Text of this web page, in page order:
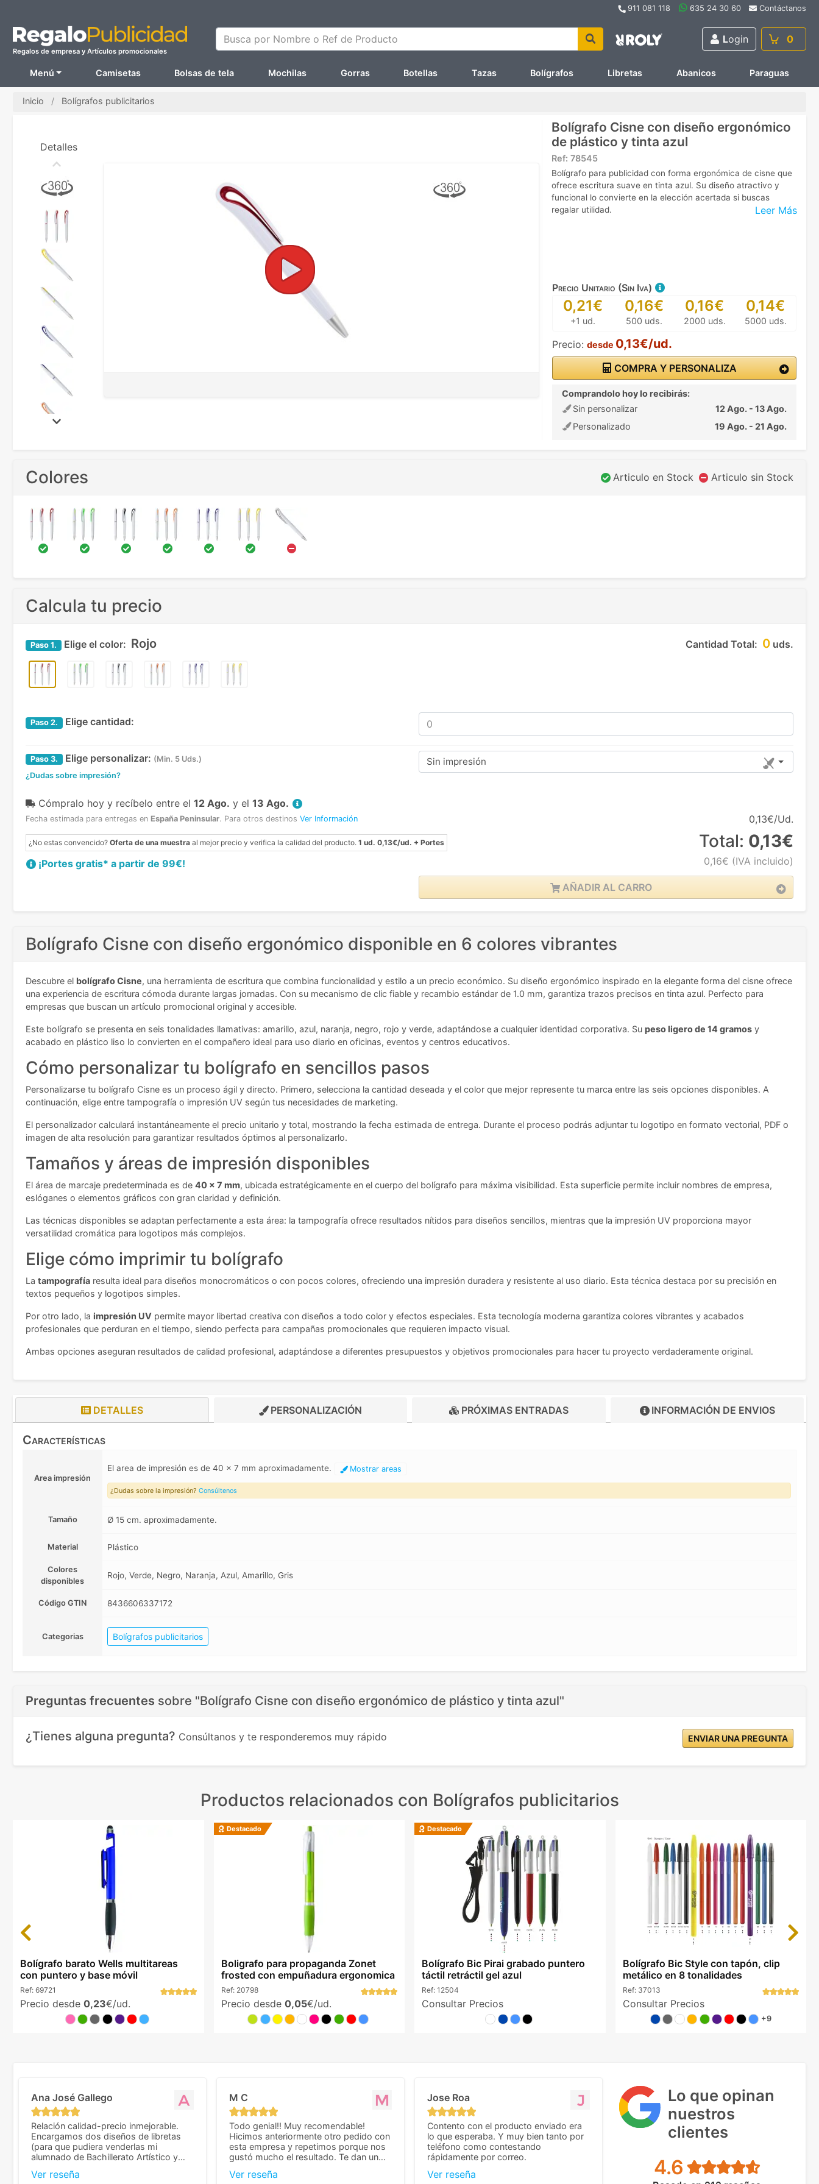
911 081 118 635 24 30 60 Contáctanos
Regalos de empresa y Artículos promocionales
Busca por Nombre o Ref de Producto Login 0
Menú Camisetas Bolsas de tela Mochilas Gorras Botellas Tazas Bolígrafos Libretas Abanicos Paraguas
Inicio Bolígrafos publicitarios
Bolígrafo Cisne con diseño ergonómico
de plástico y tinta azul
Ref: 78545
Leer Más
Bolígrafo para publicidad con forma ergonómica de cisne que
ofrece escritura suave en tinta azul. Su diseño atractivo y
funcional lo convierte en la elección acertada si buscas
regalar utilidad.
Precio Unitario (Sin Iva)
0,21€
+1 ud.
0,16€
500 uds.
0,16€
2000 uds.
0,14€
5000 uds.
Precio: desde 0,13€/ud.
COMPRA Y PERSONALIZA
Comprandolo hoy lo recibirás:
Sin personalizar
12 Ago. - 13 Ago.
Personalizado
19 Ago. - 21 Ago.
Detalles
Colores Articulo en Stock Articulo sin Stock
Calcula tu precio
Cantidad Total: 0 uds.
Paso 1. Elige el color: Rojo
Paso 2. Elige cantidad:
Paso 3. Elige personalizar: (Min. 5 Uds.)
¿Dudas sobre impresión?
Sin impresión
Cómpralo hoy y recíbelo entre el 12 Ago. y el 13 Ago.
Fecha estimada para entregas en España Peninsular. Para otros destinos Ver Información
¿No estas convencido? Oferta de una muestra al mejor precio y verifica la calidad del producto. 1 ud. 0,13€/ud. + Portes
¡Portes gratis* a partir de 99€!
0,13€/Ud.
Total: 0,13€
0,16€ (IVA incluido)
AÑADIR AL CARRO
Bolígrafo Cisne con diseño ergonómico disponible en 6 colores vibrantes
Descubre el bolígrafo Cisne, una herramienta de escritura que combina funcionalidad y estilo a un precio económico. Su diseño ergonómico inspirado en la elegante forma del cisne ofrece
una experiencia de escritura cómoda durante largas jornadas. Con su mecanismo de clic fiable y recambio estándar de 1.0 mm, garantiza trazos precisos en tinta azul. Perfecto para
empresas que buscan un artículo promocional original y accesible.
Este bolígrafo se presenta en seis tonalidades llamativas: amarillo, azul, naranja, negro, rojo y verde, adaptándose a cualquier identidad corporativa. Su peso ligero de 14 gramos y
acabado en plástico liso lo convierten en el compañero ideal para uso diario en oficinas, eventos y centros educativos.
Cómo personalizar tu bolígrafo en sencillos pasos
Personalizarse tu bolígrafo Cisne es un proceso ágil y directo. Primero, selecciona la cantidad deseada y el color que mejor represente tu marca entre las seis opciones disponibles. A
continuación, elige entre tampografía o impresión UV según tus necesidades de marketing.
El personalizador calculará instantáneamente el precio unitario y total, mostrando la fecha estimada de entrega. Durante el proceso podrás adjuntar tu logotipo en formato vectorial, PDF o
imagen de alta resolución para garantizar resultados óptimos al personalizarlo.
Tamaños y áreas de impresión disponibles
El área de marcaje predeterminada es de 40 x 7 mm, ubicada estratégicamente en el cuerpo del bolígrafo para máxima visibilidad. Esta superficie permite incluir nombres de empresa,
eslóganes o elementos gráficos con gran claridad y definición.
Las técnicas disponibles se adaptan perfectamente a esta área: la tampografía ofrece resultados nítidos para diseños sencillos, mientras que la impresión UV proporciona mayor
versatilidad cromática para logotipos más complejos.
Elige cómo imprimir tu bolígrafo
La tampografía resulta ideal para diseños monocromáticos o con pocos colores, ofreciendo una impresión duradera y resistente al uso diario. Esta técnica destaca por su precisión en
textos pequeños y logotipos simples.
Por otro lado, la impresión UV permite mayor libertad creativa con diseños a todo color y efectos especiales. Esta tecnología moderna garantiza colores vibrantes y acabados
profesionales que perduran en el tiempo, siendo perfecta para campañas promocionales que requieren impacto visual.
Ambas opciones aseguran resultados de calidad profesional, adaptándose a diferentes presupuestos y objetivos promocionales para hacer tu proyecto verdaderamente original.
DETALLES PERSONALIZACIÓN PRÓXIMAS ENTRADAS INFORMACIÓN DE ENVIOS
Características
Area impresión
El area de impresión es de 40 x 7 mm aproximadamente. Mostrar areas
¿Dudas sobre la impresión? Consúltenos
Tamaño Ø 15 cm. aproximadamente.
Material Plástico
Colores
disponibles
Rojo, Verde, Negro, Naranja, Azul, Amarillo, Gris
Código GTIN 8436606337172
Categorias Bolígrafos publicitarios
Preguntas frecuentes sobre "Bolígrafo Cisne con diseño ergonómico de plástico y tinta azul"
¿Tienes alguna pregunta? Consúltanos y te responderemos muy rápido ENVIAR UNA PREGUNTA
Productos relacionados con Bolígrafos publicitarios
Bolígrafo barato Wells multitareas
con puntero y base móvil
Ref: 69721
Precio desde 0,23€/ud.
Destacado
Boligrafo para propaganda Zonet
frosted con empuñadura ergonomica
Ref: 20798
Precio desde 0,05€/ud.
Destacado
Bolígrafo Bic Pirai grabado puntero
táctil retráctil gel azul
Ref: 12504
Consultar Precios
Bolígrafo Bic Style con tapón, clip
metálico en 8 tonalidades
Ref: 37013
Consultar Precios
+9
Previous Next
Lo que opinan
nuestros
clientes
4.6
Ana José Gallego
Relación calidad-precio inmejorable.
Encargamos dos diseños de libretas
(para que pudiera venderlas mi
alumnado de Bachillerato Artístico y
mejor presupuesto con diferencia, con
Ver reseña
M C
Todo genial!! Muy recomendable!
Hicimos anteriormente otro pedido con
esta empresa y repetimos porque nos
gustó mucho el resultado. Te dan un
que valoramos mucho cuando se trata
Ver reseña
Jose Roa
Contento con el producto enviado era
lo que esperaba. Y muy bien tanto por
teléfono como contestando
rápidamente por correo.
Ver reseña